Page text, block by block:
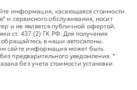
информация, касающаяся стоимости
и сервисного обслуживания, носит
и не является публичной офертой,
ст. 437 (2) ГК РФ. Для получения
в наши автосалоны.
сайте информация может быть
предварительного уведомления. *
без учета стоимости установки.